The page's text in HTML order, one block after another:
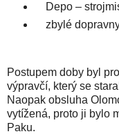
Depo –
zbylé
Postupem doby byl
výpravčí, který se
Naopak obsluha
vytížená, proto ji bylo
Paku.